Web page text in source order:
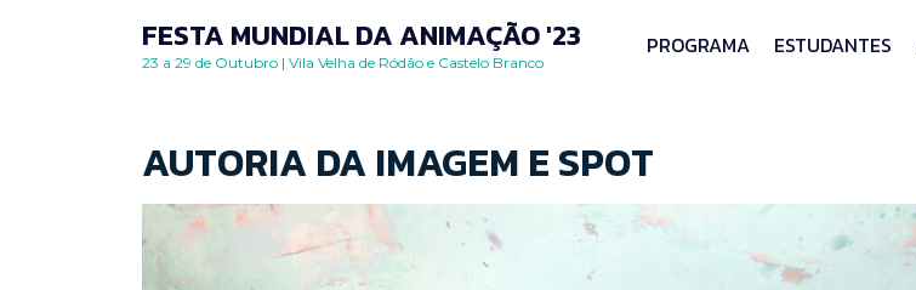
FESTA MUNDIAL DA ANIMAÇÃO '23
23 a 29 de Outubro | Vila Velha de Ródão e Castelo Branco
PROGRAMA ESTUDANTES
AUTORIA DA IMAGEM E SPOT